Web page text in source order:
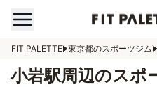
FIT PALETTE 東京都のスポーツジム
小岩駅周辺のスポ